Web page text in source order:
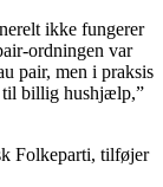
ikke fungerer
ordningen var
pair, men i praksis
til billig hushjælp,”
Folkeparti, tilføjer